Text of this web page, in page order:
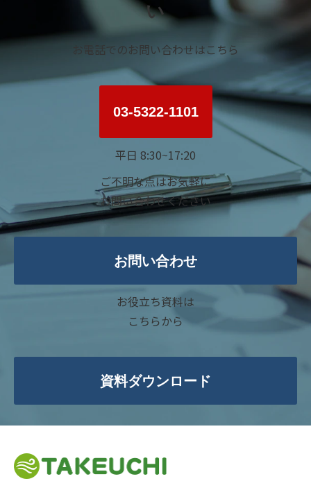
い
お電話でのお問い合わせはこちら
03-5322-1101
平日 8:30~17:20
ご不明な点はお気軽に
お問い合わせください
お問い合わせ
お役立ち資料は
こちらから
資料ダウンロード